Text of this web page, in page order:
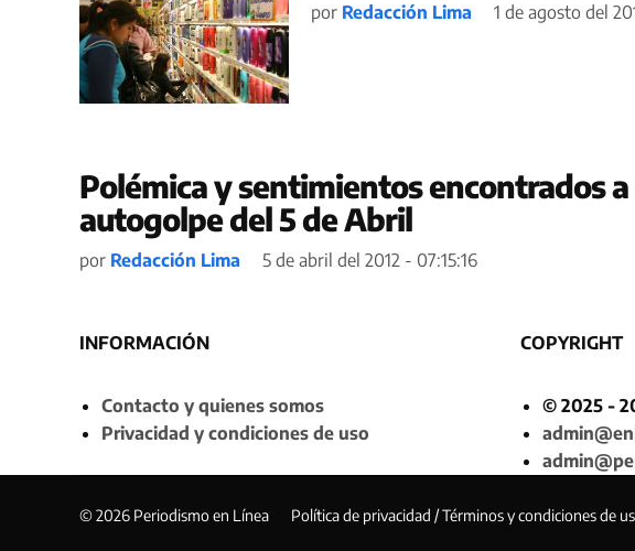
por Redacción Lima 1 de agosto del
Polémica y sentimientos encontrados a
autogolpe del 5 de Abril
por Redacción Lima 5 de abril del 2012 - 07:15:16
INFORMACIÓN
Contacto y quienes somos
Privacidad y condiciones de uso
COPYRIGHT
© 2025 -
© 2026 Periodismo en Línea Política de privacidad / Términos y condiciones de